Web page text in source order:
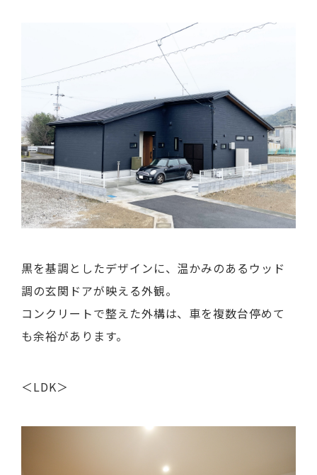
黒を基調としたデザインに、温かみのあるウッド
調の玄関ドアが映える外観。
コンクリートで整えた外構は、車を複数台停めて
も余裕があります。
＜LDK＞